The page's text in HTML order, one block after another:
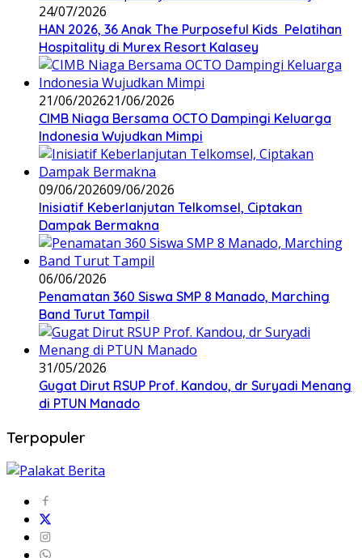
24/07/2026
HAN 2026, 36 Anak The Purposeful Kids Pelatihan
Hospitality di Murex Resort Kalasey
21/06/202621/06/2026
CIMB Niaga Bersama OCTO Dampingi Keluarga
Indonesia Wujudkan Mimpi
09/06/202609/06/2026
Inisiatif Keberlanjutan Telkomsel, Ciptakan
Dampak Bermakna
06/06/2026
Penamatan 360 Siswa SMP 8 Manado, Marching
Band Turut Tampil
31/05/2026
Gugat Dirut RSUP Prof. Kandou, dr Suryadi Menang
di PTUN Manado
Terpopuler